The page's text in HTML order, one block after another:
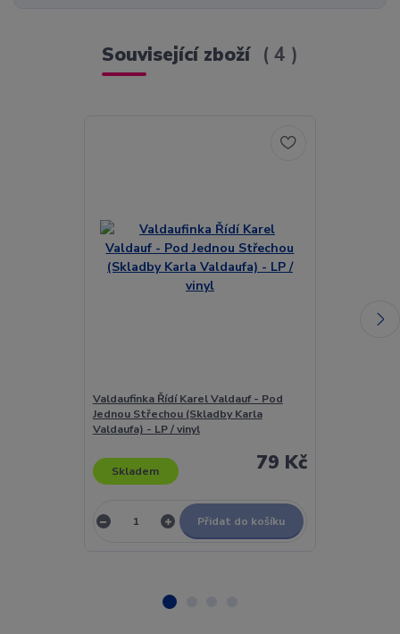
Související zboží 4
Valdaufinka Řídí Karel Valdauf - Pod
Jednou Střechou (Skladby Karla
Valdaufa) - LP / vinyl
79 Kč
Skladem
Přidat do košíku